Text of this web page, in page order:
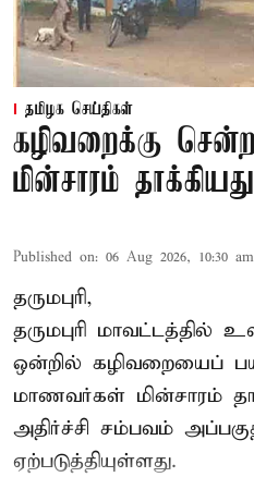
தமிழக செய்திகள்
கழிவறைக்கு
மின்சாரம் தாக்கியது
Published on: 06 Aug 2026, 10:30 am
தருமபுரி,
தருமபுரி மாவட்டத்தில்
ஒன்றில் கழிவறையைப்
மாணவர்கள் மின்சாரம்
அதிர்ச்சி சம்பவம்
ஏற்படுத்தியுள்ளது.